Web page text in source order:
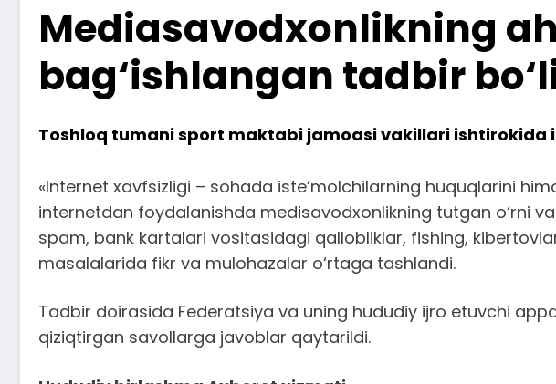
Mediasavodxonlikning
bag‘ishlangan tadbir
Toshloq tumani sport maktabi jamoasi vakillari
«Internet xavfsizligi – sohada iste’molchilarning huquqlarini
internetdan foydalanishda medisavodxonlikning tutgan o‘rni
spam, bank kartalari vositasidagi qallobliklar, fishing,
masalalarida fikr va mulohazalar o‘rtaga tashlandi.
Tadbir doirasida Federatsiya va uning hududiy ijro etuvchi
qiziqtirgan savollarga javoblar qaytarildi.